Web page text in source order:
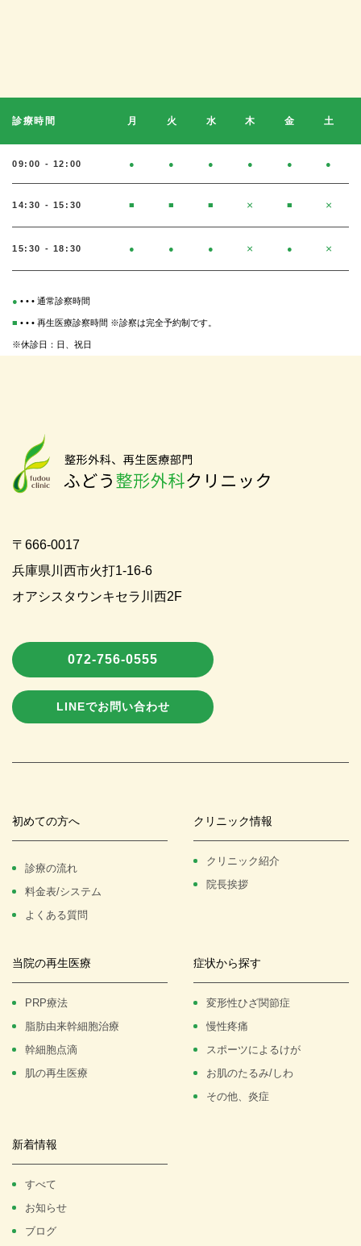
診療時間 月 火 水 木 金 土
09:00 - 12:00 ● ● ● ● ● ●
14:30 - 15:30 ■ ■ ■ × ■ ×
15:30 - 18:30 ● ● ● × ● ×
● • • • 通常診察時間
■ • • • 再生医療診察時間 ※診察は完全予約制です。
※休診日：日、祝日
〒666-0017
兵庫県川西市火打1-16-6
オアシスタウンキセラ川西2F
072-756-0555
LINEでお問い合わせ
初めての方へ
診療の流れ
料金表/システム
よくある質問
クリニック情報
クリニック紹介
院長挨拶
当院の再生医療
PRP療法
脂肪由来幹細胞治療
幹細胞点滴
肌の再生医療
症状から探す
変形性ひざ関節症
慢性疼痛
スポーツによるけが
お肌のたるみ/しわ
その他、炎症
新着情報
すべて
お知らせ
ブログ